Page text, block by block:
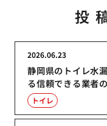
投
静岡県のトイレ水
る信頼できる業者
2026.06.23
トイレ